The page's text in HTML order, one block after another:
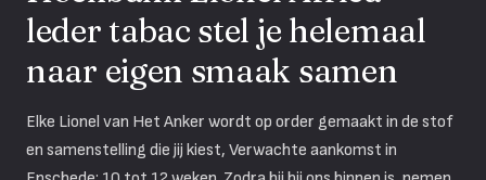
leder tabac stel je helemaal
naar eigen smaak samen
Elke Lionel van Het Anker wordt op order gemaakt in de stof
en samenstelling die jij kiest, Verwachte aankomst in